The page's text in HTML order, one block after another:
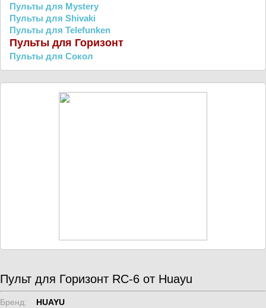
Пульты для Mystery
Пульты для Shivaki
Пульты для Telefunken
Пульты для Горизонт
Пульты для Сокол
Пульт для Горизонт RC-6 от Huayu
Бренд:
HUAYU